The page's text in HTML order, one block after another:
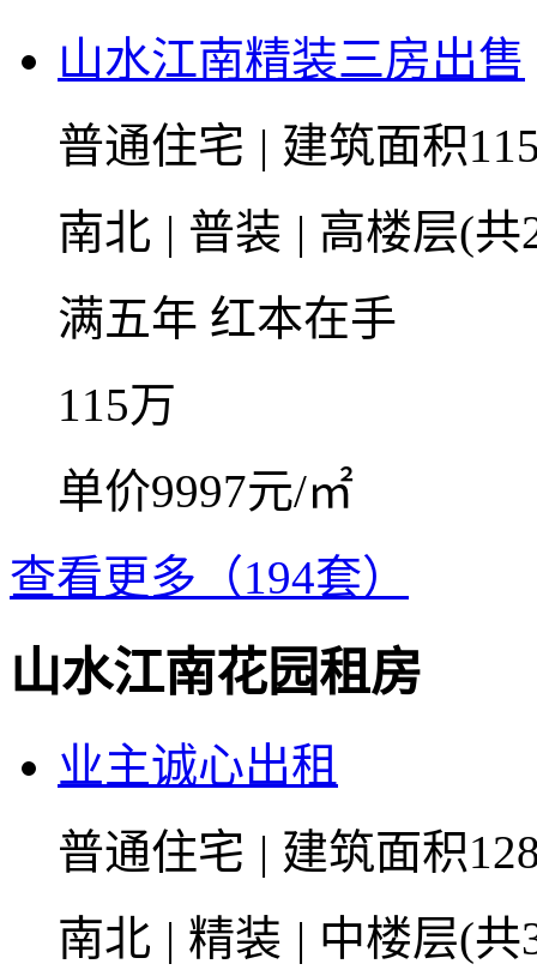
山水江南精装三房出售
普通住宅 | 建筑面积
南北 | 普装 | 高楼层(
满五年 红本在手
115万
单价9997元/㎡
查看更多（194套）
山水江南花园租房
业主诚心出租
普通住宅 | 建筑面积
南北 | 精装 | 中楼层(